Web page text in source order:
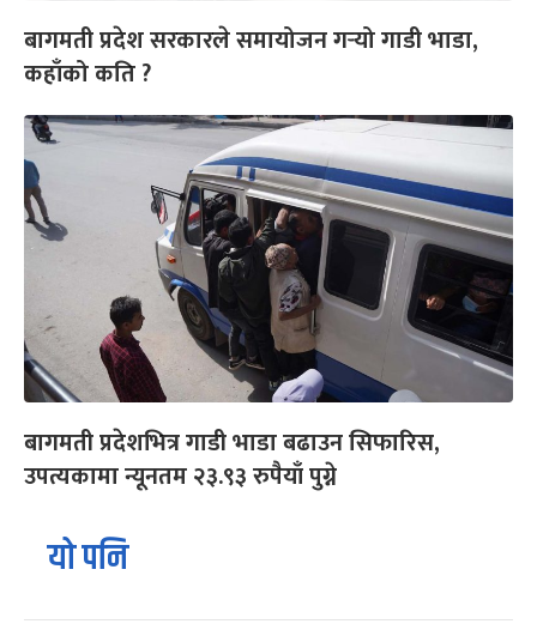
बागमती प्रदेश सरकारले समायोजन गर्‍यो गाडी भाडा,
कहाँको कति ?
बागमती प्रदेशभित्र गाडी भाडा बढाउन सिफारिस,
उपत्यकामा न्यूनतम २३.९३ रुपैयाँ पुग्ने
यो पनि